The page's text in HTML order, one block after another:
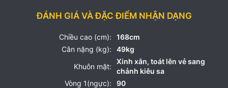
ĐÁNH GIÁ VÀ ĐẶC ĐIỂM NHẬN DẠNG
Chiều cao (cm):
168cm
Cân nặng (kg):
49kg
Khuôn mặt:
Xinh xắn, toát lên vẻ sang
chảnh kiêu sa
Vòng 1(ngực):
90